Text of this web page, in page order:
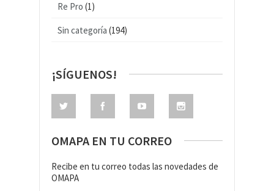
Re Pro (1)
Sin categoría (194)
¡SÍGUENOS!
OMAPA EN TU CORREO
Recibe en tu correo todas las novedades de
OMAPA